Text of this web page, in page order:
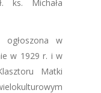
ks. Michała
ogłoszona w
w 1929 r. i w
Matki